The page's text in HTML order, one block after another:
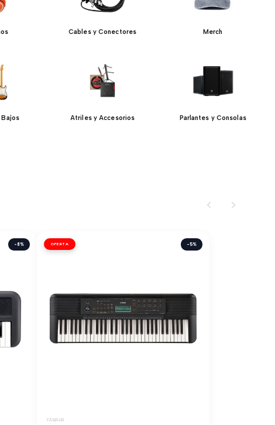
Cables y Conectores Merch
Bajos Atriles y Accesorios Parlantes y Consolas
-8% OFERTA -5%
YAMAHA